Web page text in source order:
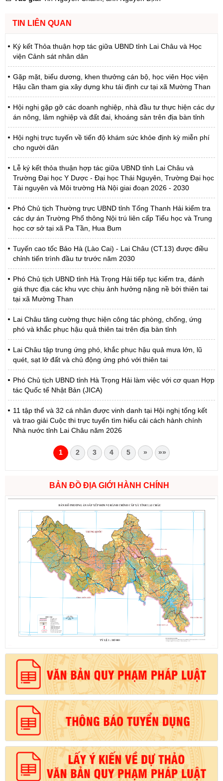
TIN LIÊN QUAN
Ký kết Thỏa thuận hợp tác giữa UBND tỉnh Lai Châu và Học
viện Cảnh sát nhân dân
Gặp mặt, biểu dương, khen thưởng cán bộ, học viên Học viện
Hậu cần tham gia xây dựng khu tái định cư tại xã Mường Than
Hội nghị gặp gỡ các doanh nghiệp, nhà đầu tư thực hiện các dự
án nông, lâm nghiệp và đất đai, khoáng sản trên địa bàn tỉnh
Hội nghị trực tuyến về tiến độ khám sức khỏe định kỳ miễn phí
cho người dân
Lễ ký kết thỏa thuận hợp tác giữa UBND tỉnh Lai Châu và
Trường Đại học Y Dược - Đại học Thái Nguyên, Trường Đại học
Tài nguyên và Môi trường Hà Nội giai đoạn 2026 - 2030
Phó Chủ tịch Thường trực UBND tỉnh Tống Thanh Hải kiểm tra
các dự án Trường Phổ thông Nội trú liên cấp Tiểu học và Trung
học cơ sở tại xã Pa Tần, Hua Bum
Tuyến cao tốc Bảo Hà (Lào Cai) - Lai Châu (CT.13) được điều
chỉnh tiến trình đầu tư trước năm 2030
Phó Chủ tịch UBND tỉnh Hà Trọng Hải tiếp tục kiểm tra, đánh
giá thực địa các khu vực chịu ảnh hưởng nặng nề bởi thiên tai
tại xã Mường Than
Lai Châu tăng cường thực hiện công tác phòng, chống, ứng
phó và khắc phục hậu quả thiên tai trên địa bàn tỉnh
Lai Châu tập trung ứng phó, khắc phục hậu quả mưa lớn, lũ
quét, sạt lở đất và chủ động ứng phó với thiên tai
Phó Chủ tịch UBND tỉnh Hà Trọng Hải làm việc với cơ quan Hợp
tác Quốc tế Nhật Bản (JICA)
11 tập thể và 32 cá nhân được vinh danh tại Hội nghị tổng kết
và trao giải Cuộc thi trực tuyến tìm hiểu cải cách hành chính
Nhà nước tỉnh Lai Châu năm 2026
1 2 3 4 5 » »»
BẢN ĐỒ ĐỊA GIỚI HÀNH CHÍNH